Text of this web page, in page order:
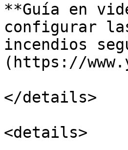
**Guía en
configurar
incendios
(https://
</details>
<details>